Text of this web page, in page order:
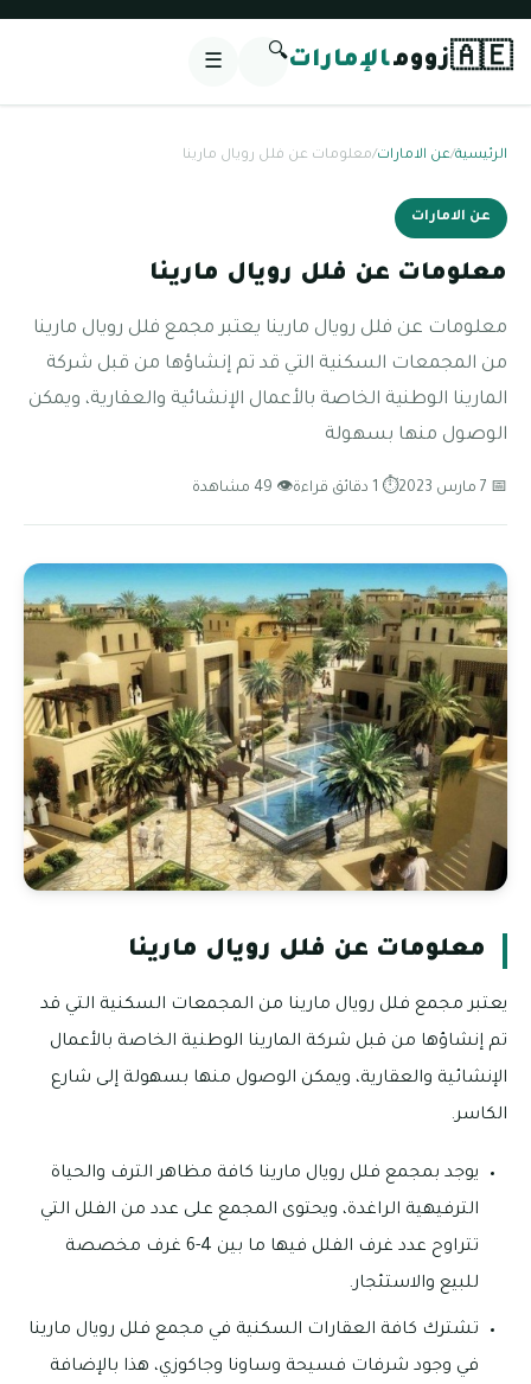
🇦🇪زوومالإمارات🔍
☰
الرئيسية/عن الامارات/معلومات عن فلل رويال مارينا
عن الامارات
معلومات عن فلل رويال مارينا
معلومات عن فلل رويال مارينا يعتبر مجمع فلل رويال مارينا
من المجمعات السكنية التي قد تم إنشاؤها من قبل شركة
المارينا الوطنية الخاصة بالأعمال الإنشائية والعقارية، ويمكن
الوصول منها بسهولة
📅 7 مارس 2023 ⏱ 1 دقائق قراءة 👁 49 مشاهدة
معلومات عن فلل رويال مارينا
يعتبر مجمع فلل رويال مارينا من المجمعات السكنية التي قد
تم إنشاؤها من قبل شركة المارينا الوطنية الخاصة بالأعمال
الإنشائية والعقارية، ويمكن الوصول منها بسهولة إلى شارع
الكاسر.
يوجد بمجمع فلل رويال مارينا كافة مظاهر الترف والحياة
الترفيهية الراغدة، ويحتوى المجمع على عدد من الفلل التي
تتراوح عدد غرف الفلل فيها ما بين 4-6 غرف مخصصة
للبيع والاستئجار.
تشترك كافة العقارات السكنية في مجمع فلل رويال مارينا
في وجود شرفات فسيحة وساونا وجاكوزي، هذا بالإضافة